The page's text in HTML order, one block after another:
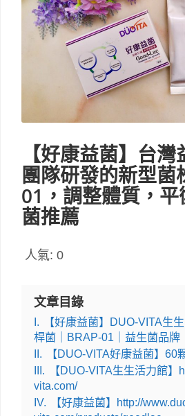
【好康益菌】台
團隊研發的新型菌
01，調整體質，
菌推薦
人氣: 0
文章目錄
I.
【好康益菌】DUO-VITA生
桿菌｜BRAP-01｜益生菌品牌
II.
【DUO-VITA好康益菌】60
III.
【DUO-VITA生生活力館】
vita.com/
IV.
【好康益菌】http://